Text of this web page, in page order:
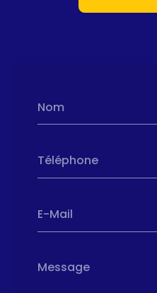
Nom
Téléphone
E-Mail
Message